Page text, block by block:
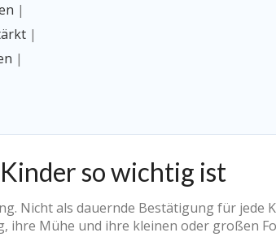
|
|
|
so wichtig ist
Nicht als dauernde Bestätigung für jede
ihre Mühe und ihre kleinen oder großen